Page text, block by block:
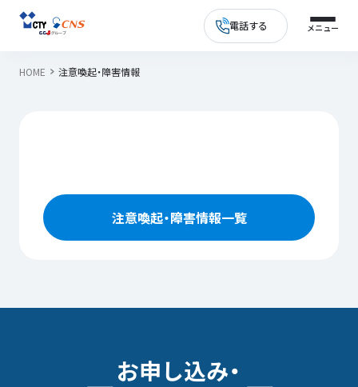
電話する
HOME 注意喚起・障害情報
注意喚起・障害情報一覧
お申し込み・